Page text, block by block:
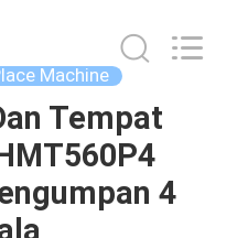
Machine
Tempat
4